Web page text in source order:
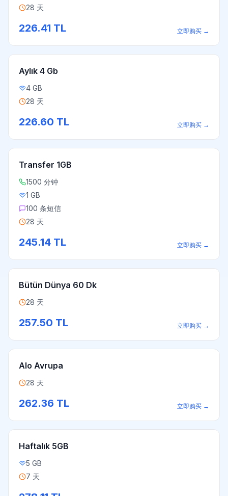
28 天
226.41 TL 立即购买 →
Aylık 4 Gb
4 GB
28 天
226.60 TL 立即购买 →
Transfer 1GB
1500 分钟
1 GB
100 条短信
28 天
245.14 TL 立即购买 →
Bütün Dünya 60 Dk
28 天
257.50 TL 立即购买 →
Alo Avrupa
28 天
262.36 TL 立即购买 →
Haftalık 5GB
5 GB
7 天